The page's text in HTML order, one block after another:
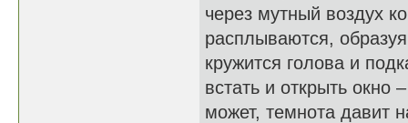
через мутный воздух
расплываются,
кружится голова и
встать и открыть окно
может, темнота давит